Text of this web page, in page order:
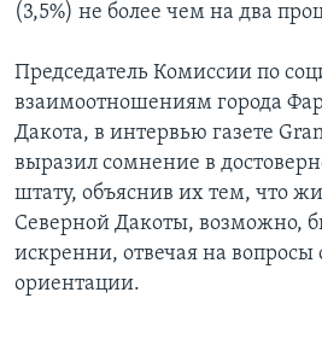
(3,5%) не более чем на два
Председатель Комиссии по
взаимоотношениям города
Дакота, в интервью газете
выразил сомнение в
штату, объяснив их тем, что
Северной Дакоты, возможно,
искренни, отвечая на вопросы
ориентации.